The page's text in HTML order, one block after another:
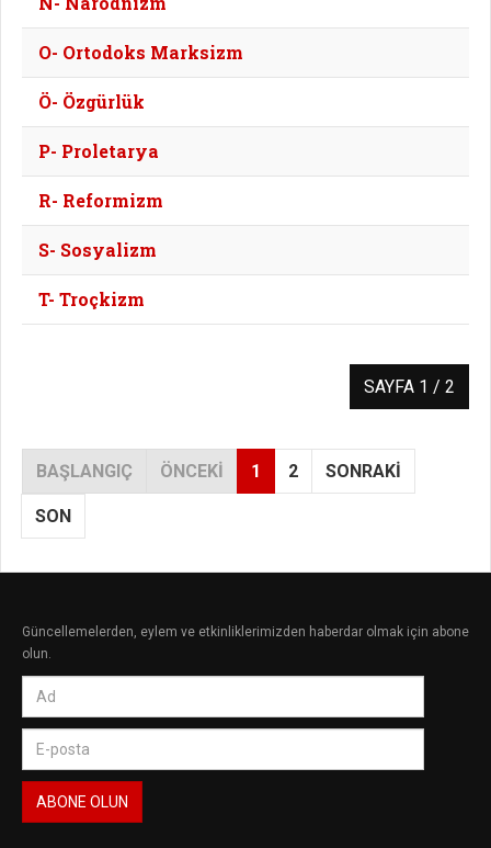
O- Ortodoks Marksizm
Ö- Özgürlük
P- Proletarya
R- Reformizm
S- Sosyalizm
T- Troçkizm
SAYFA 1 / 2
BAŞLANGIÇ ÖNCEKI 1 2 SONRAKI
SON
Güncellemelerden, eylem ve etkinliklerimizden haberdar olmak için abone
olun.